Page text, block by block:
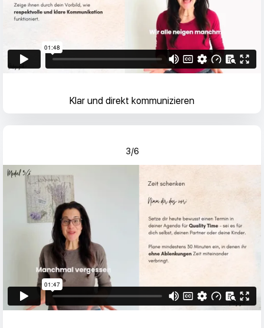
Klar und direkt kommunizieren
3/6